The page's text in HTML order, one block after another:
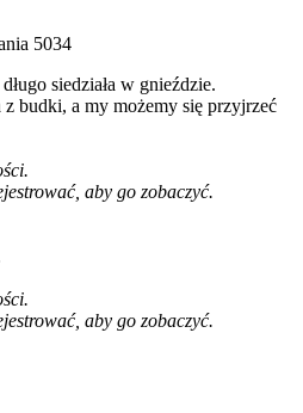
5034
siedziała w gnieździe.
z budki, a my możemy się przyjrzeć
aby go zobaczyć.
aby go zobaczyć.